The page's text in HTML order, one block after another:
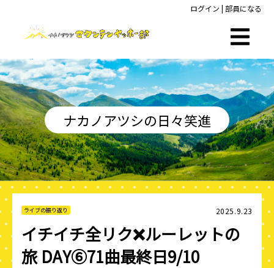
ログイン | 部員になる
ナカノアツシの日々笑進
ライブの振り返り 2025.9.23
イチイチ全リク❌ルーレットの
旅 DAY⑥71曲最終日9/10